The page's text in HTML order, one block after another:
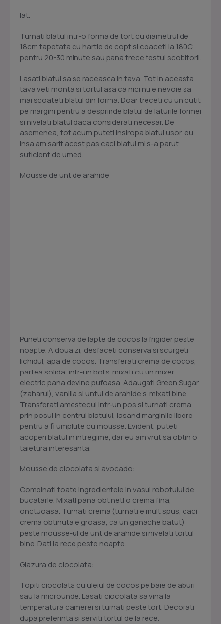
lat.
Turnati blatul intr-o forma de tort cu diametrul de
18cm tapetata cu hartie de copt si coaceti la 180C
pentru 20-30 minute sau pana trece testul scobitorii.
Lasati blatul sa se raceasca in tava. Tot in aceasta
tava veti monta si tortul asa ca nici nu e nevoie sa
mai scoateti blatul din forma. Doar treceti cu un cutit
pe margini pentru a desprinde blatul de laturile formei
si nivelati blatul daca considerati necesar. De
asemenea, tot acum puteti insiropa blatul usor, eu
insa am sarit acest pas caci blatul mi s-a parut
suficient de umed.
Mousse de unt de arahide:
Puneti conserva de lapte de cocos la frigider peste
noapte. A doua zi, desfaceti conserva si scurgeti
lichidul, apa de cocos. Transferati crema de cocos,
partea solida, intr-un bol si mixati cu un mixer
electric pana devine pufoasa. Adaugati Green Sugar
(zaharul), vanilia si untul de arahide si mixati bine.
Transferati amestecul intr-un pos si turnati crema
prin posul in centrul blatului, lasand marginile libere
pentru a fi umplute cu mousse. Evident, puteti
acoperi blatul in intregime, dar eu am vrut sa obtin o
taietura interesanta.
Mousse de ciocolata si avocado:
Combinati toate ingredientele in vasul robotului de
bucatarie. Mixati pana obtineti o crema fina,
onctuoasa. Turnati crema (turnati e mult spus, caci
crema obtinuta e groasa, ca un ganache batut)
peste mousse-ul de unt de arahide si nivelati tortul
bine. Dati la rece peste noapte.
Glazura de ciocolata:
Topiti ciocolata cu uleiul de cocos pe baie de aburi
sau la microunde. Lasati ciocolata sa vina la
temperatura camerei si turnati peste tort. Decorati
dupa preferinta si serviti tortul de la rece.